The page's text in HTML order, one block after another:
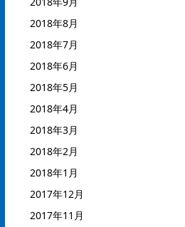
2018年8月
2018年7月
2018年6月
2018年5月
2018年4月
2018年3月
2018年2月
2018年1月
2017年12月
2017年11月